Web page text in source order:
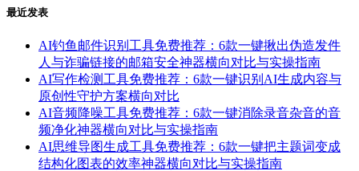
最近发表
AI钓鱼邮件识别工具免费推荐：6款一键揪出伪造发件
人与诈骗链接的邮箱安全神器横向对比与实操指南
AI写作检测工具免费推荐：6款一键识别AI生成内容与
原创性守护方案横向对比
AI音频降噪工具免费推荐：6款一键消除录音杂音的音
频净化神器横向对比与实操指南
AI思维导图生成工具免费推荐：6款一键把主题词变成
结构化图表的效率神器横向对比与实操指南